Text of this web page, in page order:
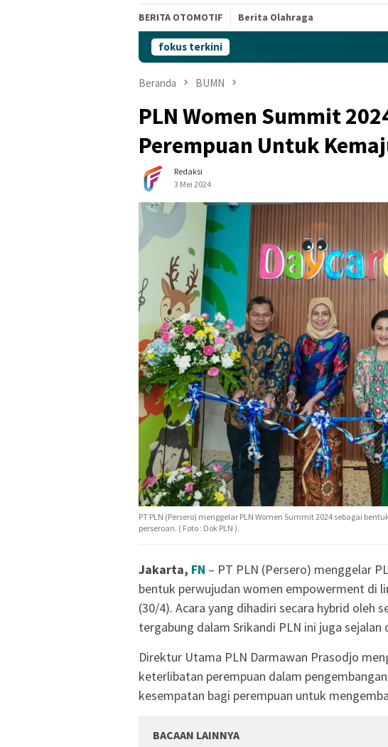
BERITA OTOMOTIF Berita Olahraga
fokus terkini
Beranda BUMN
PLN Women Summit
Perempuan Untuk
Redaksi
3 Mei 2024
PT PLN (Persero) menggelar PLN Women Summit 2024 sebagai
perseroan. ( Foto : Dok PLN ).
Jakarta, FN – PT PLN (Persero) menggelar
bentuk perwujudan women empowerment di
(30/4). Acara yang dihadiri secara hybrid oleh
tergabung dalam Srikandi PLN ini juga
Direktur Utama PLN Darmawan Prasodjo
keterlibatan perempuan dalam
kesempatan bagi perempuan untuk
BACAAN LAINNYA